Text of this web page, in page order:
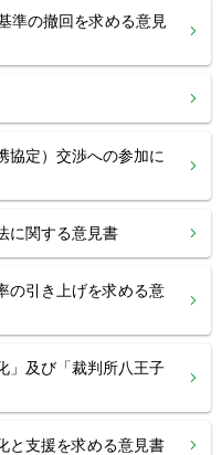
準の撤回を求める意見
協定）交渉への参加に
に関する意見書
の引き上げを求める意
」及び「裁判所八王子
と支援を求める意見書